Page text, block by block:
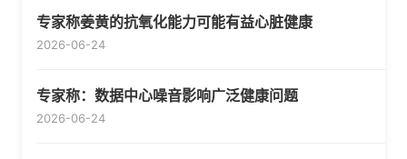
专家称姜黄的抗氧化能力可能有益心脏健康
2026-06-24
专家称：数据中心噪音影响广泛健康问题
2026-06-24